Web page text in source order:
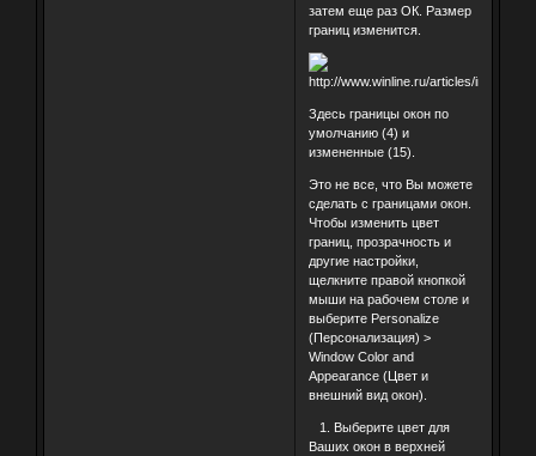
затем еще раз ОК. Размер
границ изменится.
Здесь границы окон по
умолчанию (4) и
измененные (15).
Это не все, что Вы можете
сделать с границами окон.
Чтобы изменить цвет
границ, прозрачность и
другие настройки,
щелкните правой кнопкой
мыши на рабочем столе и
выберите Personalize
(Персонализация) >
Window Color and
Appearance (Цвет и
внешний вид окон).
1. Выберите цвет для
Ваших окон в верхней